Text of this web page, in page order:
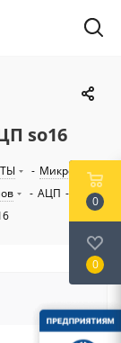
so16
- Микросхемы
- АЦП -
0
0